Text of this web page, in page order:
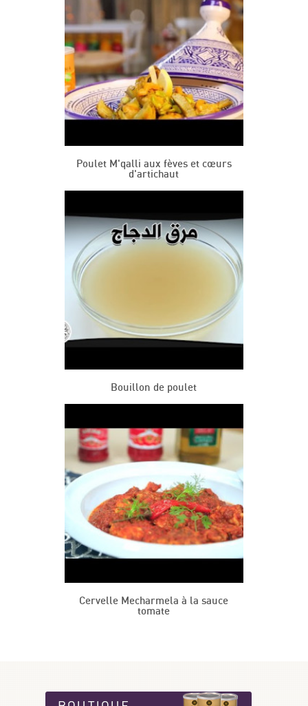
Poulet M'qalli aux fèves et cœurs
d'artichaut
Bouillon de poulet
Cervelle Mecharmela à la sauce
tomate